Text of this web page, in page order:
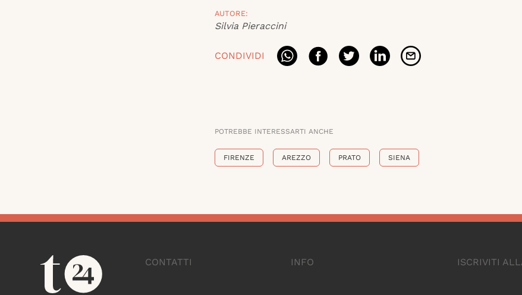
AUTORE:
Silvia Pieraccini
CONDIVIDI
POTREBBE INTERESSARTI ANCHE
FIRENZE AREZZO PRATO SIENA
CONTATTI INFO ISCRIVITI